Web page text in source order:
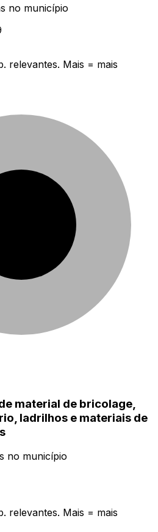
no município
relevantes. Mais = mais
material de bricolage,
ladrilhos e materiais de
no município
relevantes. Mais = mais